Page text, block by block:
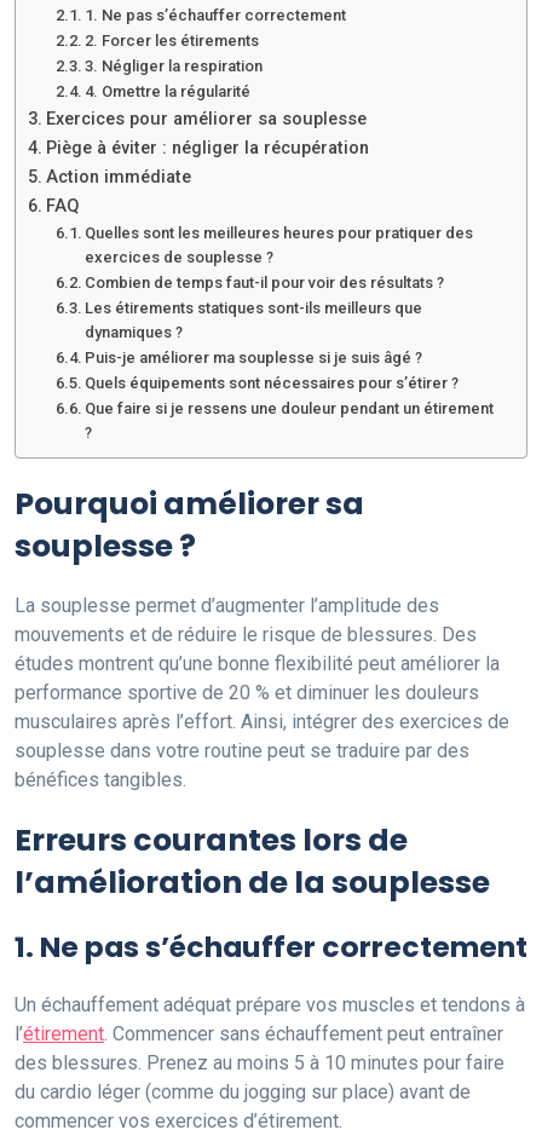
1. Ne pas s’échauffer correctement
2. Forcer les étirements
3. Négliger la respiration
4. Omettre la régularité
Exercices pour améliorer sa souplesse
Piège à éviter : négliger la récupération
Action immédiate
FAQ
Quelles sont les meilleures heures pour pratiquer des
exercices de souplesse ?
Combien de temps faut-il pour voir des résultats ?
Les étirements statiques sont-ils meilleurs que
dynamiques ?
Puis-je améliorer ma souplesse si je suis âgé ?
Quels équipements sont nécessaires pour s’étirer ?
Que faire si je ressens une douleur pendant un étirement
?
Pourquoi améliorer sa
souplesse ?
La souplesse permet d’augmenter l’amplitude des
mouvements et de réduire le risque de blessures. Des
études montrent qu’une bonne flexibilité peut améliorer la
performance sportive de 20 % et diminuer les douleurs
musculaires après l’effort. Ainsi, intégrer des exercices de
souplesse dans votre routine peut se traduire par des
bénéfices tangibles.
Erreurs courantes lors de
l’amélioration de la souplesse
1. Ne pas s’échauffer correctement
Un échauffement adéquat prépare vos muscles et tendons à
l’étirement . Commencer sans échauffement peut entraîner
des blessures. Prenez au moins 5 à 10 minutes pour faire
du cardio léger (comme du jogging sur place) avant de
commencer vos exercices d’étirement.